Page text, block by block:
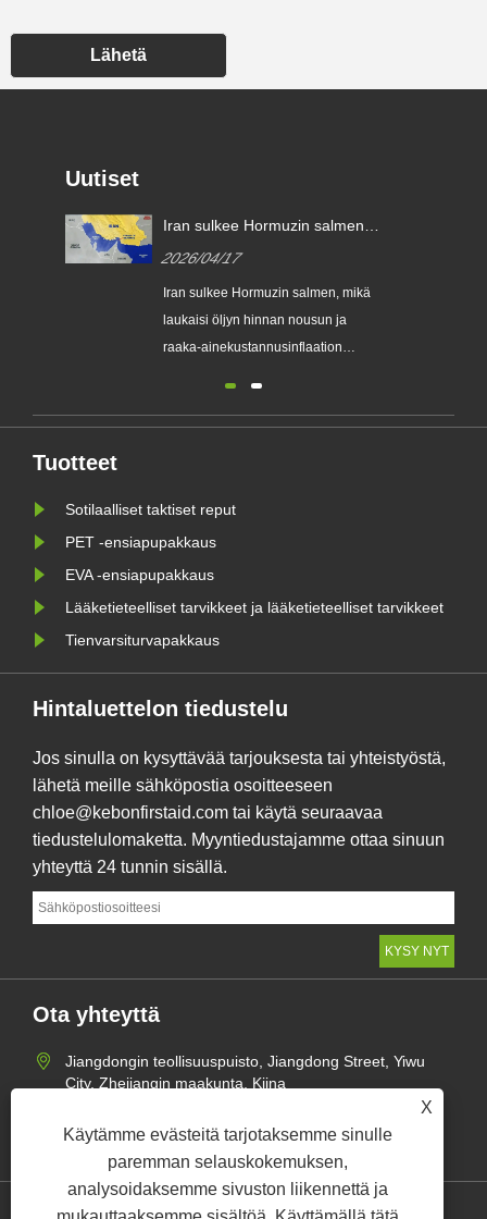
Lähetä
X
Käytämme evästeitä tarjotaksemme sinulle
paremman selauskokemuksen,
analysoidaksemme sivuston liikennettä ja
Uutiset
Iran sulkee Hormuzin salmen,
nousun ja raaka-
ainekustannusinflaation
2026/04/17
Iran sulkee Hormuzin salmen, mikä
laukaisi öljyn hinnan nousun ja
raaka-ainekustannusinflaation
shokkiaaltoja maailmanlaajuisilla
huhtikuuta 2026 Lähi-idän
jännitteiden dra......
Tuotteet
Sotilaalliset taktiset reput
PET -ensiapupakkaus
EVA -ensiapupakkaus
Lääketieteelliset tarvikkeet ja lääketieteelliset tarvikkeet
Tienvarsiturvapakkaus
Hintaluettelon tiedustelu
Jos sinulla on kysyttävää tarjouksesta tai yhteistyöstä,
lähetä meille sähköpostia osoitteeseen
chloe@kebonfirstaid.com tai käytä seuraavaa
tiedustelulomaketta. Myyntiedustajamme ottaa sinuun
yhteyttä 24 tunnin sisällä.
Ota yhteyttä
Jiangdongin teollisuuspuisto, Jiangdong Street, Yiwu
City, Zhejiangin maakunta, Kiina
chloe@kebonfirstaid.com